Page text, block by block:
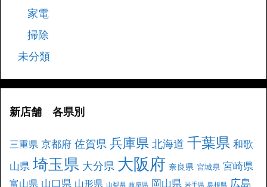
家電
掃除
未分類
新店舗 各県別
三重県 京都府 佐賀県 兵庫県 北海道 千葉県 和歌
山県 埼玉県 大分県 大阪府 奈良県 宮城県 宮崎県
富山県 山口県 山形県 山梨県 岐阜県 岡山県 岩手県 島根県 広島